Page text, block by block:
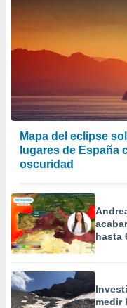
Mapa del eclipse
lugares de España
oscuridad
hasta
medir